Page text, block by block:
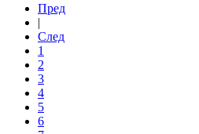
Пред
|
След
1
2
3
4
5
6